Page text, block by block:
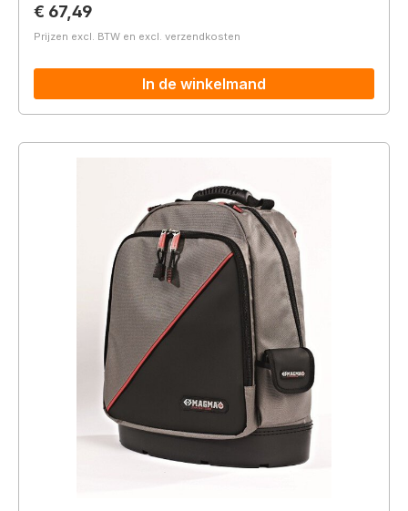
Normale prijs:
€ 67,49
Prijzen excl. BTW en excl. verzendkosten
In de winkelmand